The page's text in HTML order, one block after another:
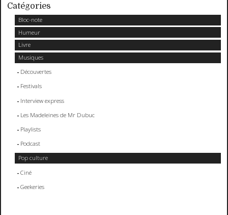
Catégories
Bloc-note
Humeur
Livre
Musiques
Découvertes
Festivals
Interview express
Les Madeleines de Mr Dubuc
Playlists
Podcast
Pop culture
Ciné
Geekeries